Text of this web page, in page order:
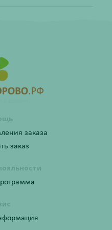
заказа
заказ